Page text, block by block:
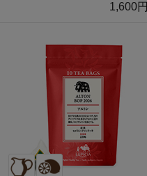
1,600円